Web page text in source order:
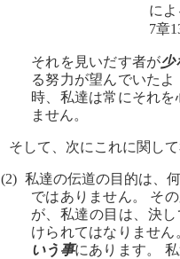
に
7章
それを見いだす者が少
る努力が望んでいた
時、私達は常にそれを
ません。
そして、次にこれに関し
(2) 私達の伝道の目的は、
ではありません。 そ
が、私達の目は、決
けられてはなりません
いう事にあります。